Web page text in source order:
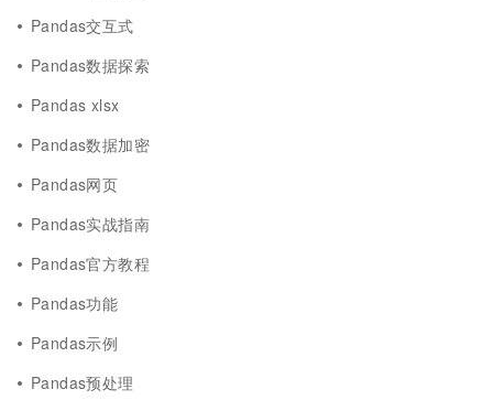
Pandas交互式
Pandas数据探索
Pandas xlsx
Pandas数据加密
Pandas网页
Pandas实战指南
Pandas官方教程
Pandas功能
Pandas示例
Pandas预处理